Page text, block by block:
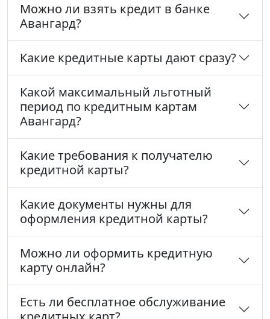
Можно ли взять кредит в банке
Авангард?
Какие кредитные карты дают сразу?
Какой максимальный льготный
период по кредитным картам
Авангард?
Какие требования к получателю
кредитной карты?
Какие документы нужны для
оформления кредитной карты?
Можно ли оформить кредитную
карту онлайн?
Есть ли бесплатное обслуживание